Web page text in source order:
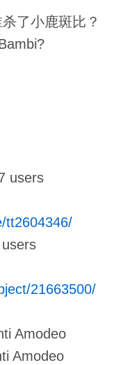
小鹿斑比？
users
tt2604346/
21663500/
Amodeo
Amodeo